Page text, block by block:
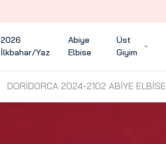
2026
İlkbahar/Yaz
Abiye
Elbise
Üst
Giyim
DORİDORCA 2024-2102 ABİYE ELBİSE